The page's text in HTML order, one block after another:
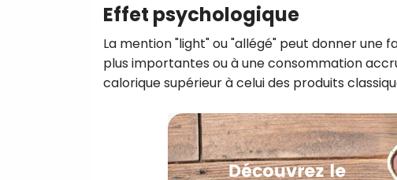
Effet psychologique
La mention "light" ou "allégé" peut donner une
plus importantes ou à une consommation
calorique supérieur à celui des produits